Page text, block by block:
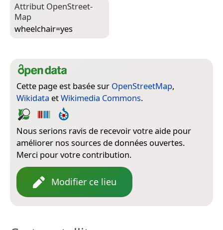
Attribut Open­Street­
Map
wheelchair=­yes
Cette page est basée sur OpenStreetMap,
Wikidata etWikimedia Commons.
Nous serions ravis de recevoir votre aide pour
améliorer nos sources de données ouvertes.
Merci pour votre contribution.
Modifier ce lieu